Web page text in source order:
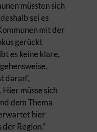
müssten sich
sei es
mit der
gerückt
es keine klare,
daran“,
müsse sich
dem Thema
hier
Region.“